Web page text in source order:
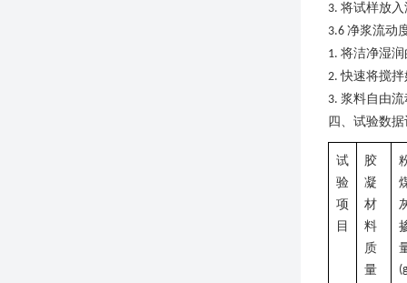
3. 将试样放
3.6 净浆流动
1. 将洁净湿
2.快速将搅
3. 浆料自由流
四、 试验数据
试
验
项
目
胶
凝
材
料
质
量